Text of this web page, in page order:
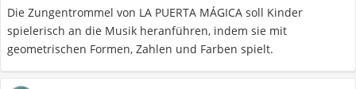
Die Zungentrommel von LA PUERTA MÁGICA soll Kinder
spielerisch an die Musik heranführen, indem sie mit
geometrischen Formen, Zahlen und Farben spielt.